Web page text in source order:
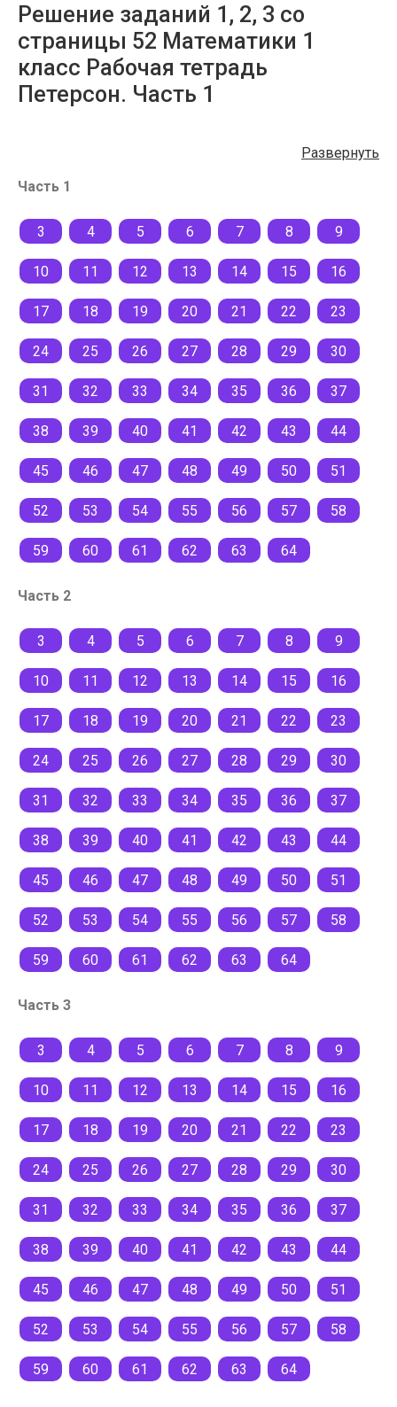
Решение заданий 1, 2, 3 со
страницы 52 Математики 1
класс Рабочая тетрадь
Петерсон. Часть 1
Развернуть
Часть 1
3 4 5 6 7 8 9
10 11 12 13 14 15 16
17 18 19 20 21 22 23
24 25 26 27 28 29 30
31 32 33 34 35 36 37
38 39 40 41 42 43 44
45 46 47 48 49 50 51
52 53 54 55 56 57 58
59 60 61 62 63 64
Часть 2
3 4 5 6 7 8 9
10 11 12 13 14 15 16
17 18 19 20 21 22 23
24 25 26 27 28 29 30
31 32 33 34 35 36 37
38 39 40 41 42 43 44
45 46 47 48 49 50 51
52 53 54 55 56 57 58
59 60 61 62 63 64
Часть 3
3 4 5 6 7 8 9
10 11 12 13 14 15 16
17 18 19 20 21 22 23
24 25 26 27 28 29 30
31 32 33 34 35 36 37
38 39 40 41 42 43 44
45 46 47 48 49 50 51
52 53 54 55 56 57 58
59 60 61 62 63 64